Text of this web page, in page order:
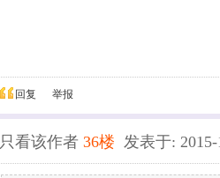
回复 举报
只看该作者 36楼 发表于: 2015-